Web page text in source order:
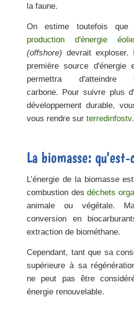
la faune.
On estime toutefois
production d'énergie
(offshore) devrait exploser.
première source d'énergie
permettra
carbone.
Pour suivre plus
développement durable,
vous rendre sur
La biomasse:
L’énergie de la biomasse
combustion des déchets
animale ou végétale.
conversion en
extraction de biométhane.
Cependant, tant que sa
supérieure à sa
ne peut pas être
énergie renouvelable.